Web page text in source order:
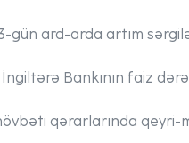
gün ard-arda artım
Bankının faiz
qərarlarında qeyri-